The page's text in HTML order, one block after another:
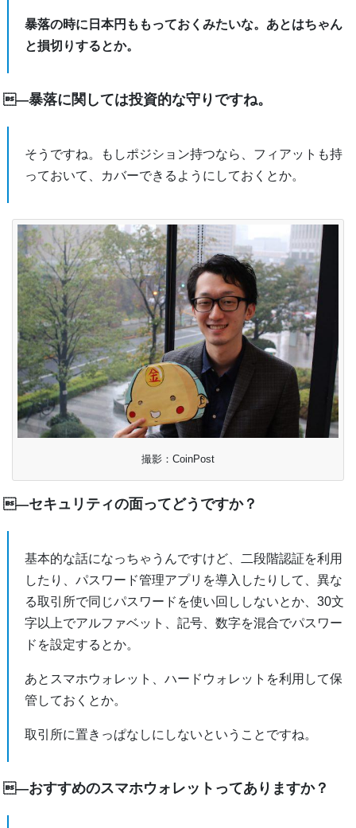
暴落の時に日本円ももっておくみたいな。あとはちゃん
と損切りするとか。
―暴落に関しては投資的な守りですね。
そうですね。もしポジション持つなら、フィアットも持
っておいて、カバーできるようにしておくとか。
撮影：CoinPost
―セキュリティの面ってどうですか？
基本的な話になっちゃうんですけど、二段階認証を利用
したり、パスワード管理アプリを導入したりして、異な
る取引所で同じパスワードを使い回ししないとか、30文
字以上でアルファベット、記号、数字を混合でパスワー
ドを設定するとか。
あとスマホウォレット、ハードウォレットを利用して保
管しておくとか。
取引所に置きっぱなしにしないということですね。
―おすすめのスマホウォレットってありますか？